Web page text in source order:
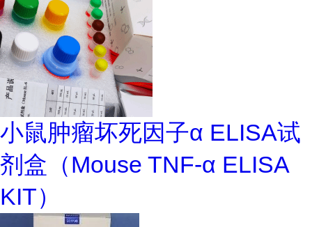
小鼠肿瘤坏死因子α ELISA试
剂盒（Mouse TNF-α ELISA
KIT）